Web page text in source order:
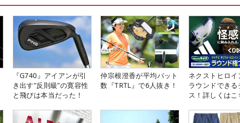
『G740』アイアンが引
き出す“反則級”の寛容性
と飛びは本当だった！
仲宗根澄香が平均パット
数『TRTL』で6人抜き！
ネクストヒロ
ラウンドできる
ス！詳しくは